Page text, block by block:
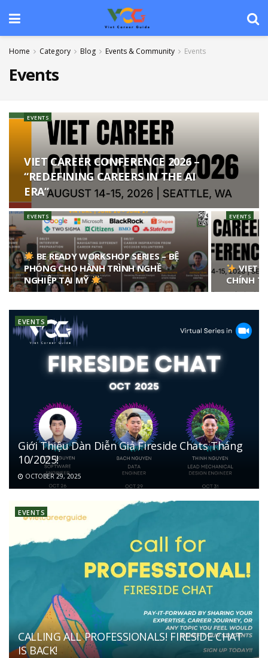
Home Category Blog Events & Community Events
Events
EVENTS
VIET CAREER CONFERENCE 2026 –
“REDEFINING CAREERS IN THE AI
ERA”
EVENTS
BE READY WORKSHOP SERIES – BỆ
PHÓNG CHO HÀNH TRÌNH NGHỀ
NGHIỆP TẠI MỸ
EVENTS
VIET
CHÍNH
EVENTS
Giới Thiệu Dàn Diễn Giả Fireside Chats Tháng
10/2025!
OCTOBER 29, 2025
EVENTS
CALLING ALL PROFESSIONALS! FIRESIDE CHAT
IS BACK!